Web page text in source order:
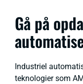
Gå på
Industriel
teknologier som